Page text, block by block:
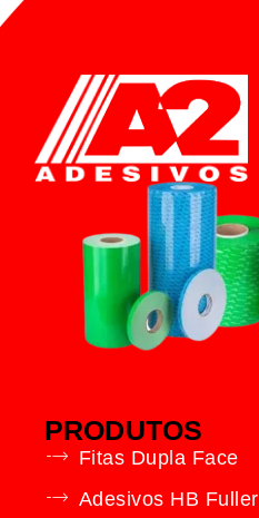
PRODUTOS
Fitas Dupla Face
Adesivos HB Fuller